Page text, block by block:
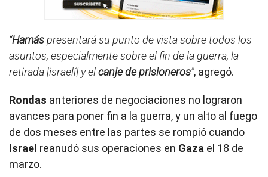
“Hamáspresentará su punto de vista sobre todos los
asuntos, especialmente sobre el fin de la guerra, la
retirada [israelí] y elcanje de prisioneros”, agregó.
Rondas anteriores de negociaciones no lograron
avances para poner fin a la guerra, y un alto al fuego
de dos meses entre las partes se rompió cuando
Israel reanudó sus operaciones en Gaza el 18 de
marzo.